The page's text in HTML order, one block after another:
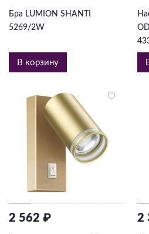
Бра LUMION SHANTI
5269/2W
В корзину
2 562 ₽ 2